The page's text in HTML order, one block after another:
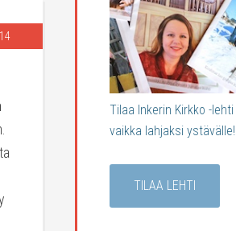
Tilaa Inkerin Kirkko -
vaikka lahjaksi ystävälle!
TILAA LEHTI